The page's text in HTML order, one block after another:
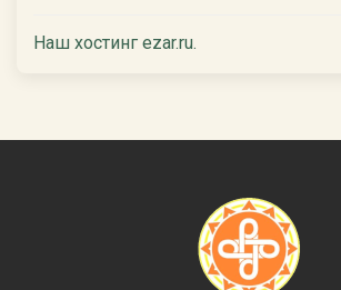
Наш хостинг ezar.ru.